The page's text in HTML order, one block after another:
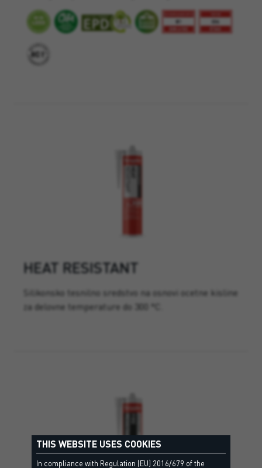
HEAT RESISTANT
Silikonsko tesnilno sredstvo na osnovi ocetne kisline
za delovne temperature do 300 °C.
THIS WEBSITE USES COOKIES
In compliance with Regulation (EU) 2016/679 of the